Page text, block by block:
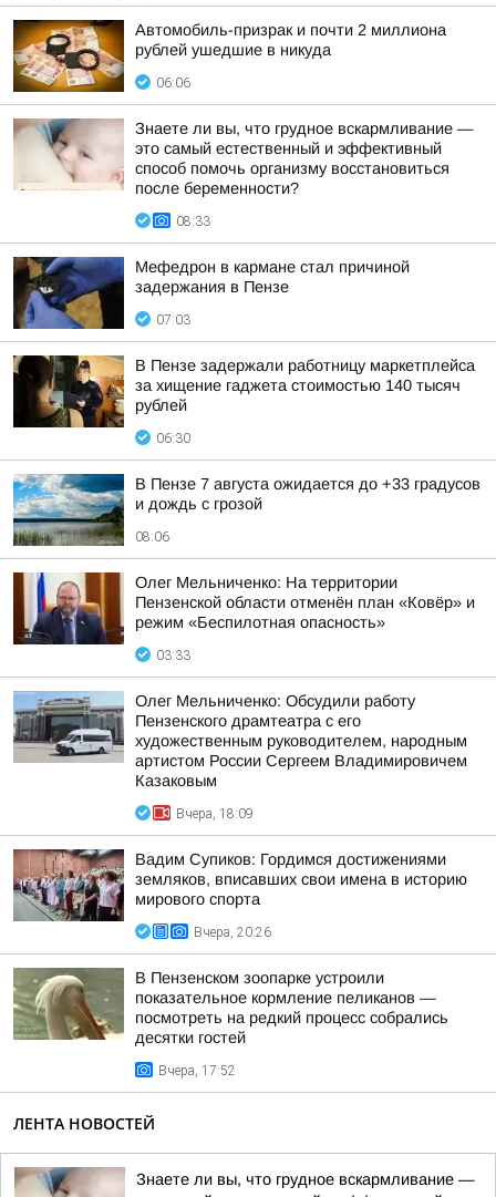
Автомобиль-призрак и почти 2 миллиона
рублей ушедшие в никуда
06:06
Знаете ли вы, что грудное вскармливание —
это самый естественный и эффективный
способ помочь организму восстановиться
после беременности?
08:33
Мефедрон в кармане стал причиной
задержания в Пензе
07:03
В Пензе задержали работницу маркетплейса
за хищение гаджета стоимостью 140 тысяч
рублей
06:30
В Пензе 7 августа ожидается до +33 градусов
и дождь с грозой
08:06
Олег Мельниченко: На территории
Пензенской области отменён план «Ковёр» и
режим «Беспилотная опасность»
03:33
Олег Мельниченко: Обсудили работу
Пензенского драмтеатра с его
художественным руководителем, народным
артистом России Сергеем Владимировичем
Казаковым
Вчера, 18:09
Вадим Супиков: Гордимся достижениями
земляков, вписавших свои имена в историю
мирового спорта
Вчера, 20:26
В Пензенском зоопарке устроили
показательное кормление пеликанов —
посмотреть на редкий процесс собрались
десятки гостей
Вчера, 17:52
ЛЕНТА НОВОСТЕЙ
Знаете ли вы, что грудное вскармливание —